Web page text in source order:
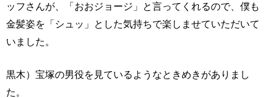
ッフさんが、「おおジョージ」と言ってくれるので、僕も
金髪姿を「シュッ」とした気持ちで楽しませていただいて
いました。
黒木）宝塚の男役を見ているようなときめきがありまし
た。